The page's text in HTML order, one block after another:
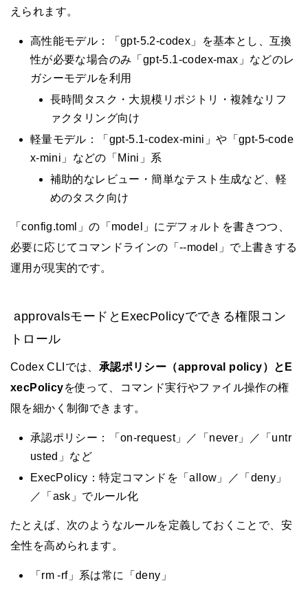
えられます。
高性能モデル：「gpt-5.2-codex」を基本とし、互換
性が必要な場合のみ「gpt-5.1-codex-max」などのレ
ガシーモデルを利用
長時間タスク・大規模リポジトリ・複雑なリフ
ァクタリング向け
軽量モデル：「gpt-5.1-codex-mini」や「gpt-5-code
x-mini」などの「Mini」系
補助的なレビュー・簡単なテスト生成など、軽
めのタスク向け
「config.toml」の「model」にデフォルトを書きつつ、
必要に応じてコマンドラインの「--model」で上書きする
運用が現実的です。
approvalsモードとExecPolicyでできる権限コン
トロール
Codex CLIでは、 承認ポリシー（approval policy） と E
xecPolicyを使って、コマンド実行やファイル操作の権
限を細かく制御できます。
承認ポリシー：「on-request」／「never」／「untr
usted」など
ExecPolicy：特定コマンドを「allow」／「deny」
／「ask」でルール化
たとえば、次のようなルールを定義しておくことで、安
全性を高められます。
「rm -rf」系は常に「deny」